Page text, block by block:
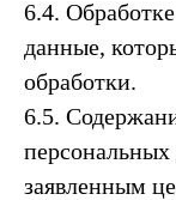
6.4.
данные,
обработки.
6.5.
персональных
заявленным